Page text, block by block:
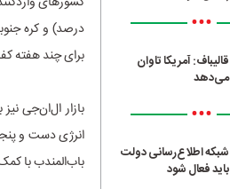
•••
قالیباف: آمریکا تاوان
می‌دهد
•••
شبکه اطلاع‌رسانی دولت
باید فعال شود
برای چند هفته
انرژی دست و
باب‌المندب با